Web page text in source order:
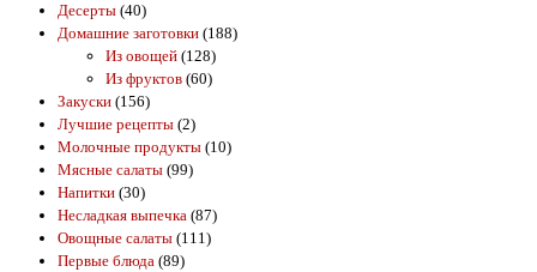
Десерты (40)
Домашние заготовки (188)
Из овощей (128)
Из фруктов (60)
Закуски (156)
Лучшие рецепты (2)
Молочные продукты (10)
Мясные салаты (99)
Напитки (30)
Несладкая выпечка (87)
Овощные салаты (111)
Первые блюда (89)